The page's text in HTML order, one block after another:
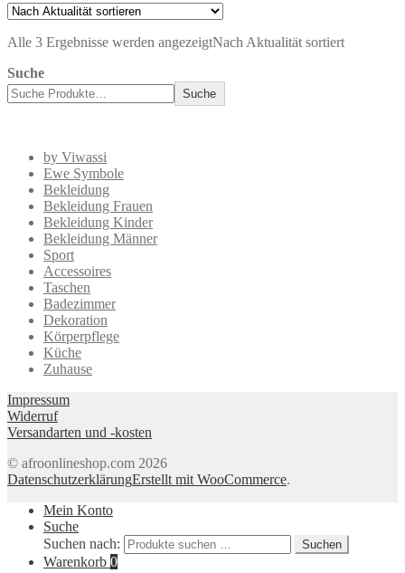
Alle 3 Ergebnisse werden angezeigtNach Aktualität sortiert
Suche
Suche
by Viwassi
Ewe Symbole
Bekleidung
Bekleidung Frauen
Bekleidung Kinder
Bekleidung Männer
Sport
Accessoires
Taschen
Badezimmer
Dekoration
Körperpflege
Küche
Zuhause
Impressum
Widerruf
Versandarten und -kosten
© afroonlineshop.com 2026
DatenschutzerklärungErstellt mit WooCommerce.
Mein Konto
Suche
Suchen nach:
Suchen
Warenkorb 0